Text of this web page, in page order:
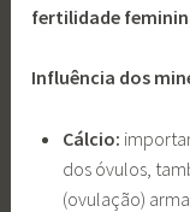
fertilidade
Influência dos
Cálcio:
dos óvulos,
(ovulação)